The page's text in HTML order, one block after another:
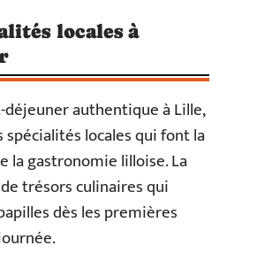
locales à
authentique à Lille,
spécialités locales qui font la
la gastronomie lilloise. La
trésors culinaires qui
dès les premières